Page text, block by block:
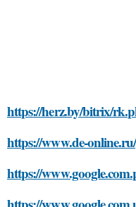
https://herz.by/bitrix/
https://www.de-
https://